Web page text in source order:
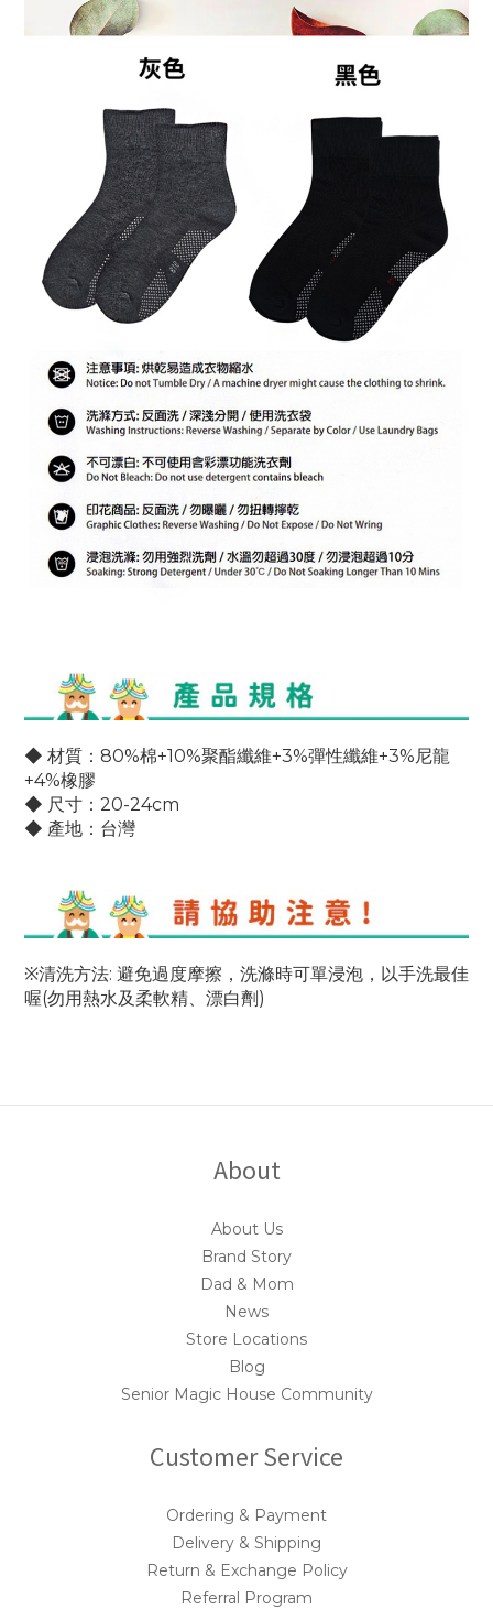
◆ 材質 ：80%棉+10%聚酯纖維+3%彈性纖維+3%尼龍
+4%橡膠
◆ 尺寸：20-24cm
◆ 產地：台灣
※清洗方法: 避免過度摩擦，洗滌時可單浸泡，以手洗最佳
喔(勿用熱水及柔軟精、漂白劑)
About
About Us
Brand Story
Dad & Mom
News
Store Locations
Blog
Senior Magic House Community
Customer Service
Ordering & Payment
Delivery & Shipping
Return & Exchange Policy
Referral Program